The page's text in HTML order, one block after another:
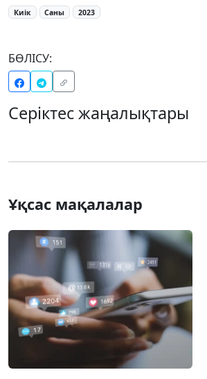
Киік Саны 2023
БӨЛІСУ:
Серіктес жаңалықтары
Ұқсас мақалалар